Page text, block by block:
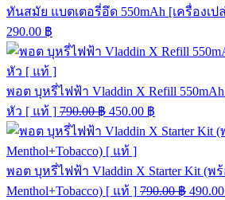
ทันสมัย แบตเตอรี่อึด 550mAh [เครื่องเป
290.00 ฿
พอต บุหรี่ไฟฟ้า Vladdin X Refill
หัว [ แท้ ] 790.00฿ 450.00 ฿
พอต บุหรี่ไฟฟ้า Vladdin X Starter Kit (พ
Menthol+Tobacco) [ แท้ ] 790.00฿ 490.00